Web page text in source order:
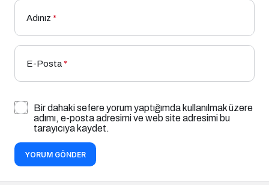
Adınız *
E-Posta*
Bir dahaki sefere yorum yaptığımda kullanılmak üzere
adımı, e-posta adresimi ve web site adresimi bu
tarayıcıya kaydet.
YORUM GÖNDER